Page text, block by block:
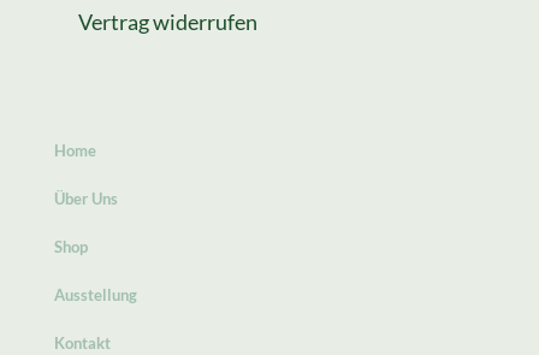
Vertrag widerrufen
Home
Über Uns
Shop
Ausstellung
Kontakt